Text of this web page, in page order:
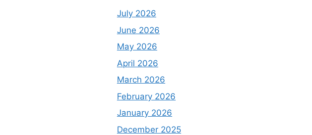
July 2026
June 2026
May 2026
April 2026
March 2026
February 2026
January 2026
December 2025